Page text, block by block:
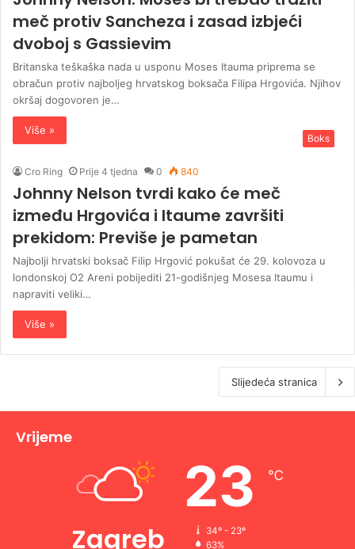
meč protiv Sancheza i zasad izbjeći
dvoboj s Gassievim
Britanska teškaška nada u usponu Moses Itauma priprema se
obračun protiv najboljeg hrvatskog boksača Filipa Hrgovića. Njihov
okršaj dogovoren je…
Više »
Boks
Cro Ring Prije 4 tjedna 0 840
Johnny Nelson tvrdi kako će meč
između Hrgovića i Itaume završiti
prekidom: Previše je pametan
Najbolji hrvatski boksač Filip Hrgović pokušat će 29. kolovoza u
londonskoj O2 Areni pobijediti 21-godišnjeg Mosesa Itaumu i
napraviti veliki…
Više »
Slijedeća stranica
Vrijeme
Zagreb
23 ℃
34º - 23º
63%